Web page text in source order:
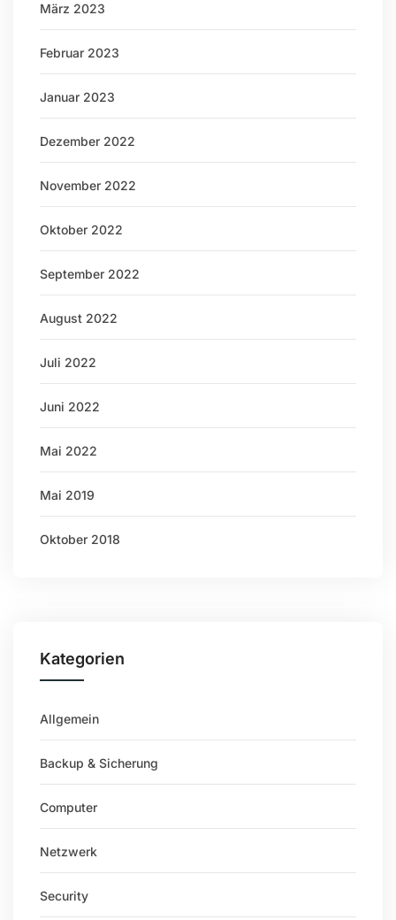
März 2023
Februar 2023
Januar 2023
Dezember 2022
November 2022
Oktober 2022
September 2022
August 2022
Juli 2022
Juni 2022
Mai 2022
Mai 2019
Oktober 2018
Kategorien
Allgemein
Backup & Sicherung
Computer
Netzwerk
Security